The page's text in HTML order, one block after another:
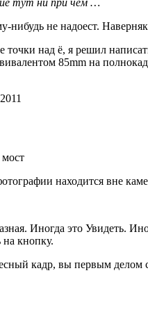
тут ни при чем …
нибудь не надоест.
точки над ё, я решил
85mm на
находится вне
Иногда это Увидеть.
кнопку.
кадр, вы первым делом